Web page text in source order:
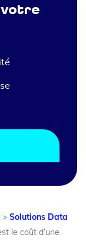
votre
> Solutions Data
le coût d’une